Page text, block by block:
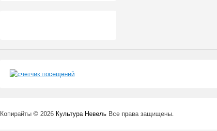
Копирайты © 2026 Культура Невель Все права защищены.